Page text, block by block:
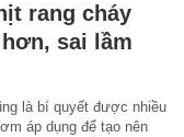
rang cháy
sai lầm
là bí quyết được nhiều
áp dụng để tạo nên